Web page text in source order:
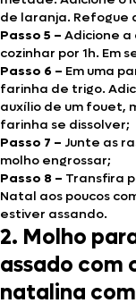
de laranja. Refogue
Passo 5 – Adicione
cozinhar por 1h. Em
Passo 6 – Em uma
farinha de trigo.
auxílio de um fouet,
farinha se dissolver;
Passo 7 – Junte as
molho engrossar;
Passo 8 – Transfira
Natal aos poucos
estiver assando.
2. Molho
assado com
natalina